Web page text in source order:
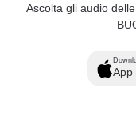
Ascolta gli audio
App